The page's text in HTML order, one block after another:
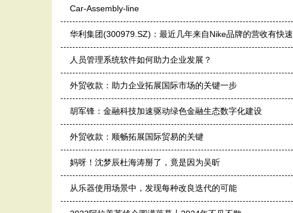
Car-Assembly-line
华利集团(300979.SZ)：最近几年来自Nike品牌的营收有快
人员管理系统软件如何助力企业发展？
外贸收款：助力企业拓展国际市场的关键一步
胡军锋：金融科技加速驱动绿色金融生态数字化建设
外贸收款：顺畅拓展国际贸易的关键
妈呀！沈梦辰杜海涛掰了，竟是因为吴昕
从乐器使用场景中，发现每种改良迭代的可能